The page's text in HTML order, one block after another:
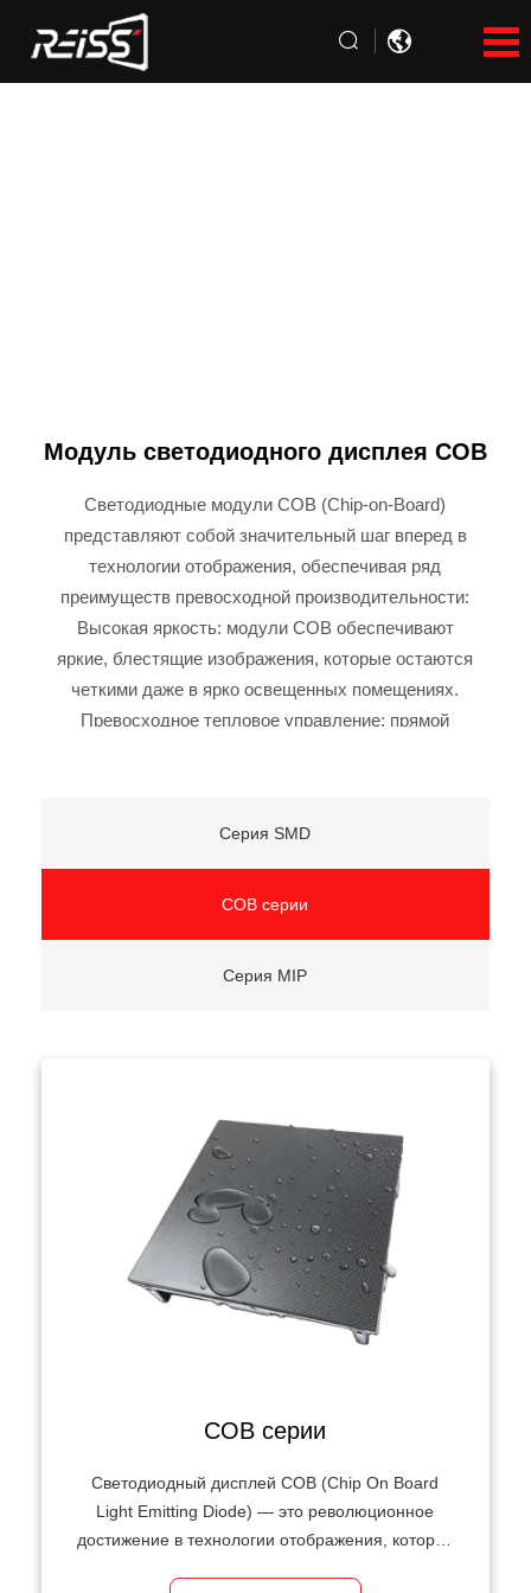
Модуль светодиодного дисплея COB
Светодиодные модули COB (Chip-on-Board)
представляют собой значительный шаг вперед в
технологии отображения, обеспечивая ряд
преимуществ превосходной производительности:
Высокая яркость: модули COB обеспечивают
яркие, блестящие изображения, которые остаются
четкими даже в ярко освещенных помещениях.
Превосходное тепловое управление: прямой
службы. Компактная конструкция: технология COB
позволяет создавать сверхтонкие модули высокой
плотности, что обеспечивает элегантные и
компактные инсталляции. Повышенная прочность:
инкапсулированная структура повышает
гладкие поверхности обеспечивают однородные
изображения с высоким разрешением с
минимальными зазорами между модулями.
Серия SMD
COB серии
Серия MIP
COB серии
Светодиодный дисплей COB (Chip On Board
Light Emitting Diode) — это революционное
достижение в технологии отображения, которое